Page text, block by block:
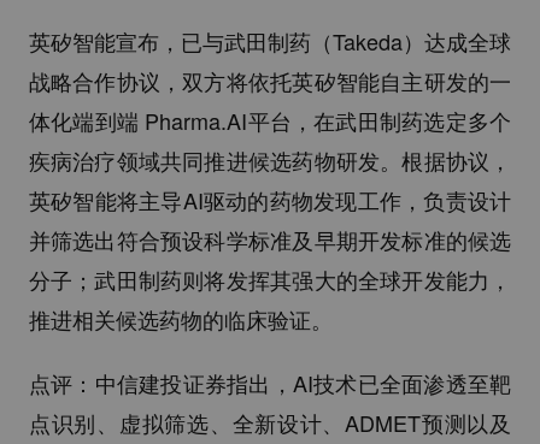
英矽智能宣布，已与武田制药（Takeda）达成全球
战略合作协议，双方将依托英矽智能自主研发的一
体化端到端 Pharma.AI平台，在武田制药选定多个
疾病治疗领域共同推进候选药物研发。根据协议，
英矽智能将主导AI驱动的药物发现工作，负责设计
并筛选出符合预设科学标准及早期开发标准的候选
分子；武田制药则将发挥其强大的全球开发能力，
推进相关候选药物的临床验证。
点评：中信建投证券指出，AI技术已全面渗透至靶
点识别、虚拟筛选、全新设计、ADMET预测以及